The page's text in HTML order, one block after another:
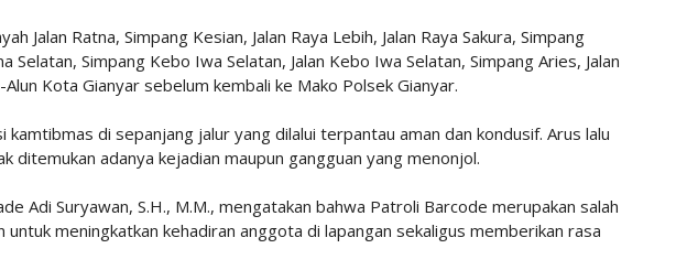
Jalan Ratna, Simpang Kesian, Jalan Raya Lebih, Jalan Raya Sakura, Simpang
Selatan, Simpang Kebo Iwa Selatan, Jalan Kebo Iwa Selatan, Simpang Aries, Jalan
Alun Kota Gianyar sebelum kembali ke Mako Polsek Gianyar.
kamtibmas di sepanjang jalur yang dilalui terpantau aman dan kondusif. Arus lalu
ditemukan adanya kejadian maupun gangguan yang menonjol.
Adi Suryawan, S.H., M.M., mengatakan bahwa Patroli Barcode merupakan salah
meningkatkan kehadiran anggota di lapangan sekaligus memberikan rasa